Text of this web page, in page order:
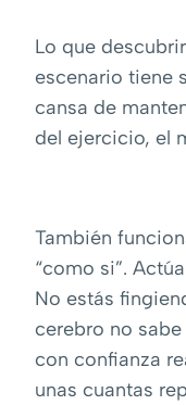
Lo que
escenario tiene
cansa de
del ejercicio, el
También
“como si”.
No estás
cerebro no
con confianza
unas cuantas